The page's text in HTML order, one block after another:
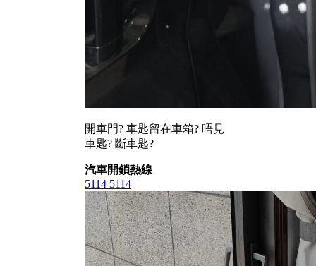
開車門? 車匙留在車箱? 唔見
車匙? 斷車匙?
汽車開鎖熱線
5114 5114